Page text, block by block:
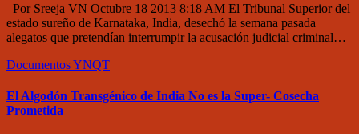
Por Sreeja VN Octubre 18 2013 8:18 AM El Tribunal Superior del
estado sureño de Karnataka, India, desechó la semana pasada
alegatos que pretendían interrumpir la acusación judicial criminal…
DocumentosYNQT
El Algodón Transgénico de India No es la Super- Cosecha
Prometida